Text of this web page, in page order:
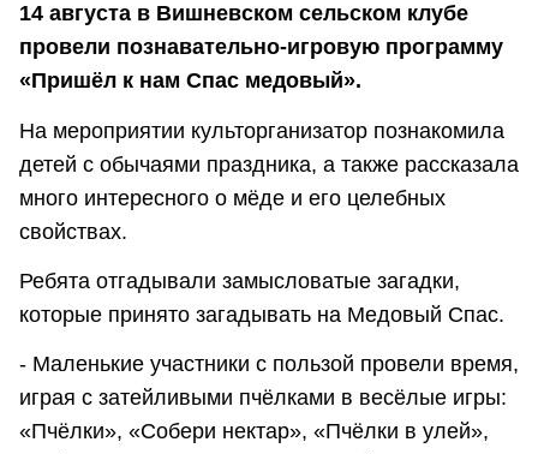
14 августа в Вишневском сельском клубе
провели познавательно-игровую программу
«Пришёл к нам Спас медовый».
На мероприятии культорганизатор познакомила
детей с обычаями праздника, а также рассказала
много интересного о мёде и его целебных
свойствах.
Ребята отгадывали замысловатые загадки,
которые принято загадывать на Медовый Спас.
- Маленькие участники с пользой провели время,
играя с затейливыми пчёлками в весёлые игры:
«Пчёлки», «Собери нектар», «Пчёлки в улей»,